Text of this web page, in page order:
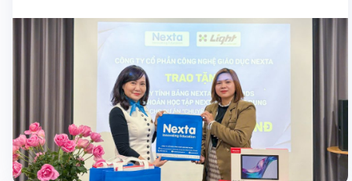
Nexta trao tặng 6 máy tính bảng và 30 tài
khoản học tập cho dự án “Chuyện của
Với sứ mệnh ứng dụng công nghệ để tạo cơ hội học tập bình
đẳng, Công ty Cổ phần Công nghệ Giáo dục Nexta tự hào đồng
hành cùng dự án “Chuyện của Mom – MOM’s Story”, một sáng
kiến nhân văn của Viện Phát triển Sức khỏe Cộng đồng Ánh
Sáng – LIGHT. Trong […]
07/02/2025